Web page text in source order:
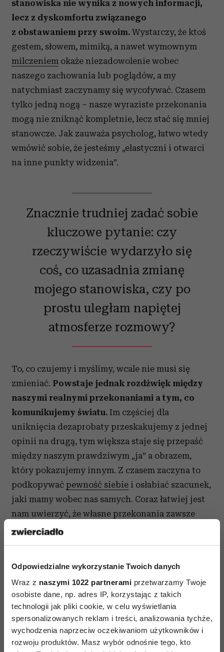
Odpowiedzialne wykorzystanie Twoich danych
Wraz z naszymi 1022 partnerami przetwarzamy Twoje
osobiste dane, np. adres IP, korzystając z takich
technologii jak pliki cookie, w celu wyświetlania
spersonalizowanych reklam i treści, analizowania tychże,
wychodzenia naprzeciw oczekiwaniom użytkowników i
rozwoju produktów. Masz wybór odnośnie tego, kto
stanowiska nie wynika z nowych informacji,
lecz z dyskomfortu związanego
z obstawaniem przy swoim. Wystarczy, że ktoś
gestem, słowem, mimiką, a nawet wymownym
milczeniem okaże niezadowolenie wobec
naszego zachowania lub poglądów, a my
natychmiast zaczynamy się wycofywać. Czasem
tylko jedną nogą – nasze wyraziste przekonania
mogą nie zniknąć kompletnie, lecz stać się mniej
stanowcze. Jak zauważa psycholog, łatwo wtedy
wmówić sobie, że jesteśmy „elastyczni i otwarci
na inne punkty widzenia”.
Znacznie trudniej zadać sobie
kluczowe pytanie: czy
rzeczywiście wydarzyło się
coś, co uzasadnia zmianę
mojego stanowiska, czy po
prostu uległam napiętej
atmosferze rozmowy?
To, co czujemy i myślimy, wcale nie musi się
zmieniać. Powstaje jednak rozdźwięk między
naszymi realnymi przekonaniami a tym, co
komunikujemy światu. Im częściej dla
uniknięcia dezaprobaty przeskakujemy z jednej
opinii na drugą, tym większa staje się przepaść
między naszym prawdziwym „ja” a obrazem,
który pokazujemy innym. Z czasem zaczyna to
podkopywać pewność siebie i osłabiać szacunek,
jaki mamy wobec nas samych. Coraz łatwiej jest
nam uwierzyć, że własne przekonania zawsze
mogą stać się przedmiotem negocjacji.
Tymczasem – jak zauważa Travers – badanie
and Social Psychology” pokazuje, że stabilny
i spójny obraz samego siebie jest jednym
z najsilniejszych filarów poczucia własnej
wartości.